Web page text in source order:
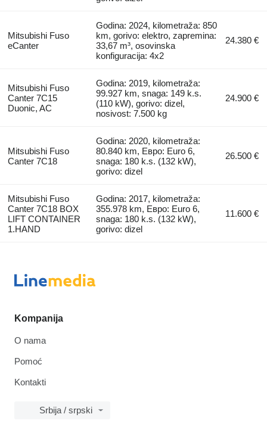
Mitsubishi Fuso
eCanter
Godina: 2024, kilometraža: 850
km, gorivo: elektro, zapremina:
33,67 m³, osovinska
konfiguracija: 4x2
24.380 €
Mitsubishi Fuso
Canter 7C15
Duonic, AC
Godina: 2019, kilometraža:
99.927 km, snaga: 149 k.s.
(110 kW), gorivo: dizel,
nosivost: 7.500 kg
24.900 €
Mitsubishi Fuso
Canter 7C18
Godina: 2020, kilometraža:
80.840 km, Евро: Euro 6,
snaga: 180 k.s. (132 kW),
gorivo: dizel
26.500 €
Mitsubishi Fuso
Canter 7C18 BOX
LIFT CONTAINER
1.HAND
Godina: 2017, kilometraža:
355.978 km, Евро: Euro 6,
snaga: 180 k.s. (132 kW),
gorivo: dizel
11.600 €
Kompanija
O nama
Pomoć
Kontakti
Srbija / srpski